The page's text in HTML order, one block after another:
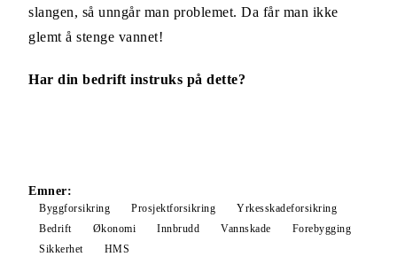
slangen, så unngår man problemet. Da får man ikke
glemt å stenge vannet!
Har din bedrift instruks på dette?
Emner:
Byggforsikring Prosjektforsikring
Yrkesskadeforsikring
Bedrift
Økonomi Innbrudd Vannskade
Forebygging
Sikkerhet
HMS